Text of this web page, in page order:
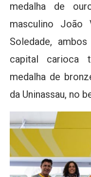
medalha de
masculino João
Soledade,
capital carioca
medalha de
da Uninassau, no